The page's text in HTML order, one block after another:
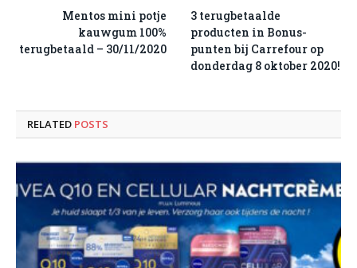
Mentos mini potje
kauwgum 100%
terugbetaald – 30/11/2020
3 terugbetaalde
producten in Bonus-
punten bij Carrefour op
donderdag 8 oktober 2020!
RELATED POSTS